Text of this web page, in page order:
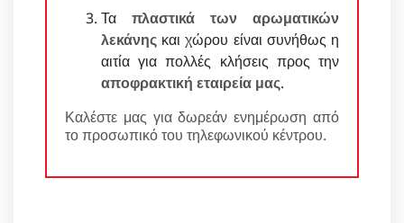
Τα πλαστικά των αρωματικών
λεκάνης και χώρου είναι συνήθως η
αιτία για πολλές κλήσεις προς την
αποφρακτική εταιρεία μας.
Καλέστε μας για δωρεάν ενημέρωση από
το προσωπικό του τηλεφωνικού κέντρου.